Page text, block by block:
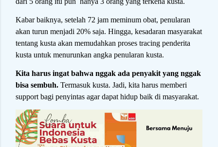
Kabar baiknya, setelah 72 jam meminum obat, penularan
akan turun menjadi 20% saja. Hingga, kesadaran masyarakat
tentang kusta akan memudahkan proses tracing penderita
kusta untuk menurunkan angka penularan kusta.
Kita harus ingat bahwa nggak ada penyakit yang nggak
bisa sembuh. Termasuk kusta. Jadi, kita harus memberi
support bagi penyintas agar dapat hidup baik di masyarakat.